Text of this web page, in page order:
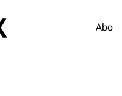
Abo